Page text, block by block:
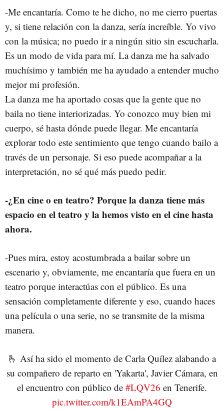
-Me encantaría. Como te he dicho, no me cierro puertas
y, si tiene relación con la danza, sería increíble. Yo vivo
con la música; no puedo ir a ningún sitio sin escucharla.
Es un modo de vida para mí. La danza me ha salvado
muchísimo y también me ha ayudado a entender mucho
mejor mi profesión.
La danza me ha aportado cosas que la gente que no
baila no tiene interiorizadas. Yo conozco muy bien mi
cuerpo, sé hasta dónde puede llegar. Me encantaría
explorar todo este sentimiento que tengo cuando bailo a
través de un personaje. Si eso puede acompañar a la
interpretación, no sé qué más puedo pedir.
-¿En cine o en teatro? Porque la danza tiene más
espacio en el teatro y la hemos visto en el cine hasta
ahora.
-Pues mira, estoy acostumbrada a bailar sobre un
escenario y, obviamente, me encantaría que fuera en un
teatro porque interactúas con el público. Es una
sensación completamente diferente y eso, cuando haces
una película o una serie, no se transmite de la misma
manera.
🫰 Así ha sido el momento de Carla Quílez alabando a
su compañero de reparto en 'Yakarta', Javier Cámara, en
el encuentro con público de #LQV26 en Tenerife.
pic.twitter.com/k1EAmPA4GQ